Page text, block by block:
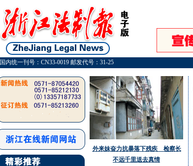
国内统一刊号：CN33-0019 邮发代号：31-25
外来妹奋力抗暴落下残疾 检察长
不远千里送去真情